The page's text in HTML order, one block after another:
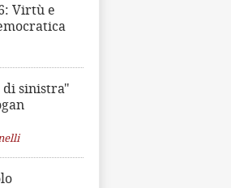
Virtù e
sinistra"